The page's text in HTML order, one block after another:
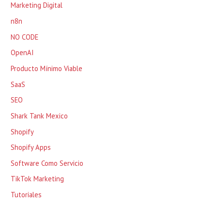
Marketing Digital
n8n
NO CODE
OpenAI
Producto Mínimo Viable
SaaS
SEO
Shark Tank Mexico
Shopify
Shopify Apps
Software Como Servicio
TikTok Marketing
Tutoriales